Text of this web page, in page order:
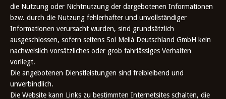
die Nutzung oder Nichtnutzung der dargebotenen Informationen
bzw. durch die Nutzung fehlerhafter und unvollständiger
Informationen verursacht wurden, sind grundsätzlich
ausgeschlossen, sofern seitens Sol Meliá Deutschland GmbH kein
nachweislich vorsätzliches oder grob fahrlässiges Verhalten
vorliegt.
Die angebotenen Dienstleistungen sind freibleibend und
unverbindlich.
Die Website kann Links zu bestimmten Internetsites schalten, die